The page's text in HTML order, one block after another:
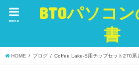
BTOパソコ
書
menu
HOME ブログ Coffee Lake-S用チップセット270系